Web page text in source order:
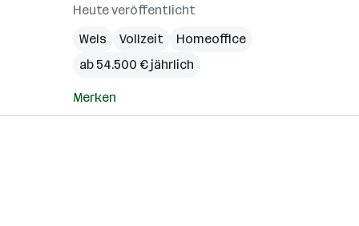
Heute veröffentlicht
Wels
Vollzeit
Homeoffice
ab 54.500 € jährlich
Merken